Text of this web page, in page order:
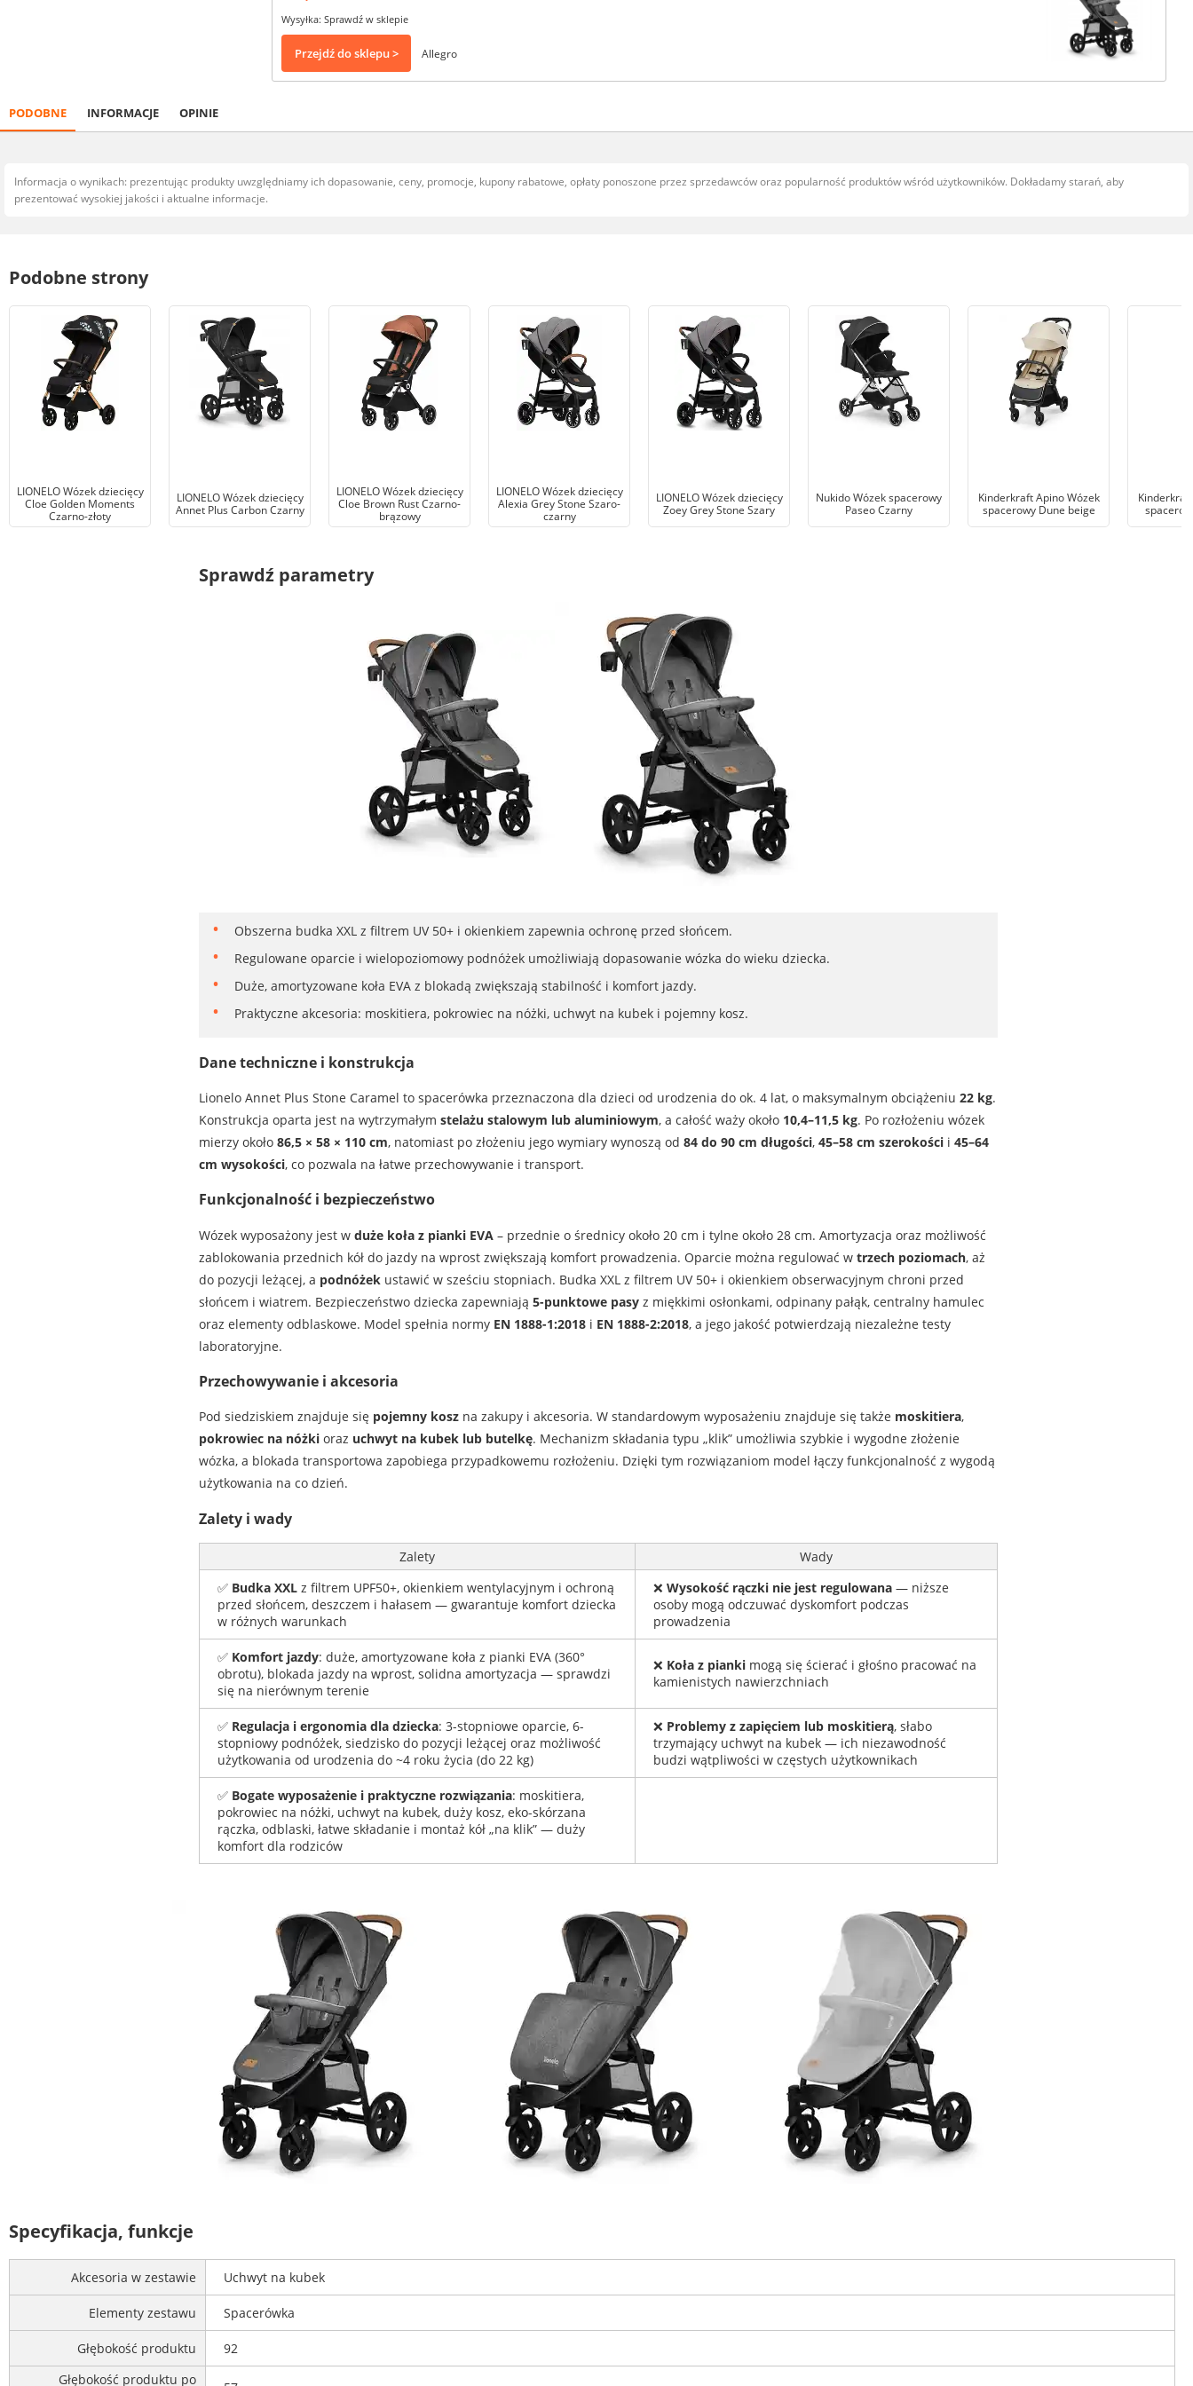
Wysyłka: Sprawdź w sklepie
Przejdź do sklepu > Allegro
PODOBNE INFORMACJE OPINIE
Informacja o wynikach: prezentując produkty uwzględniamy ich dopasowanie, ceny, promocje, kupony rabatowe, opłaty ponoszone przez sprzedawców oraz popularność produktów wśród użytkowników. Dokładamy starań, aby
prezentować wysokiej jakości i aktualne informacje.
Podobne strony
LIONELO Wózek dziecięcy
Cloe Golden Moments
Czarno-złoty
LIONELO Wózek dziecięcy
Annet Plus Carbon Czarny
LIONELO Wózek dziecięcy
Cloe Brown Rust Czarno-
brązowy
LIONELO Wózek dziecięcy
Alexia Grey Stone Szaro-
czarny
LIONELO Wózek dziecięcy
Zoey Grey Stone Szary
Nukido Wózek spacerowy
Paseo Czarny
Kinderkraft Apino Wózek
spacerowy Dune beige
Sprawdź parametry
Obszerna budka XXL z filtrem UV 50+ i okienkiem zapewnia ochronę przed słońcem.
Regulowane oparcie i wielopoziomowy podnóżek umożliwiają dopasowanie wózka do wieku dziecka.
Duże, amortyzowane koła EVA z blokadą zwiększają stabilność i komfort jazdy.
Praktyczne akcesoria: moskitiera, pokrowiec na nóżki, uchwyt na kubek i pojemny kosz.
Dane techniczne i konstrukcja
Lionelo Annet Plus Stone Caramel to spacerówka przeznaczona dla dzieci od urodzenia do ok. 4 lat, o maksymalnym obciążeniu 22 kg.
Konstrukcja oparta jest na wytrzymałym stelażu stalowym lub aluminiowym, a całość waży około 10,4–11,5 kg. Po rozłożeniu wózek
mierzy około 86,5 × 58 × 110 cm, natomiast po złożeniu jego wymiary wynoszą od 84 do 90 cm długości, 45–58 cm szerokościi 45–64
cm wysokości, co pozwala na łatwe przechowywanie i transport.
Funkcjonalność i bezpieczeństwo
Wózek wyposażony jest w duże koła z pianki EVA– przednie o średnicy około 20 cm i tylne około 28 cm. Amortyzacja oraz możliwość
zablokowania przednich kół do jazdy na wprost zwiększają komfort prowadzenia. Oparcie można regulować w trzech poziomach, aż
do pozycji leżącej, a podnóżekustawić w sześciu stopniach. Budka XXL z filtrem UV 50+ i okienkiem obserwacyjnym chroni przed
słońcem i wiatrem. Bezpieczeństwo dziecka zapewniają 5-punktowe pasyz miękkimi osłonkami, odpinany pałąk, centralny hamulec
oraz elementy odblaskowe. Model spełnia normy EN 1888-1:2018i EN 1888-2:2018, a jego jakość potwierdzają niezależne testy
laboratoryjne.
Przechowywanie i akcesoria
Pod siedziskiem znajduje się pojemny koszna zakupy i akcesoria. W standardowym wyposażeniu znajduje się także moskitiera,
pokrowiec na nóżkioraz uchwyt na kubek lub butelkę. Mechanizm składania typu „klik” umożliwia szybkie i wygodne złożenie
wózka, a blokada transportowa zapobiega przypadkowemu rozłożeniu. Dzięki tym rozwiązaniom model łączy funkcjonalność z wygodą
użytkowania na co dzień.
Zalety i wady
Zalety
Wady
✅ Budka XXLz filtrem UPF50+, okienkiem wentylacyjnym i ochroną
przed słońcem, deszczem i hałasem — gwarantuje komfort dziecka
w różnych warunkach
❌ Wysokość rączki nie jest regulowana— niższe
osoby mogą odczuwać dyskomfort podczas
prowadzenia
✅ Komfort jazdy: duże, amortyzowane koła z pianki EVA (360°
obrotu), blokada jazdy na wprost, solidna amortyzacja — sprawdzi
się na nierównym terenie
❌ Koła z piankimogą się ścierać i głośno pracować na
kamienistych nawierzchniach
✅ Regulacja i ergonomia dla dziecka: 3-stopniowe oparcie, 6-
stopniowy podnóżek, siedzisko do pozycji leżącej oraz możliwość
użytkowania od urodzenia do ~4 roku życia (do 22 kg)
❌ Problemy z zapięciem lub moskitierą, słabo
trzymający uchwyt na kubek — ich niezawodność
budzi wątpliwości w częstych użytkownikach
✅ Bogate wyposażenie i praktyczne rozwiązania: moskitiera,
pokrowiec na nóżki, uchwyt na kubek, duży kosz, eko-skórzana
rączka, odblaski, łatwe składanie i montaż kół „na klik” — duży
komfort dla rodziców
Specyfikacja, funkcje
Akcesoria w zestawie Uchwyt na kubek
Elementy zestawu Spacerówka
Głębokość produktu
92
Głębokość produktu po